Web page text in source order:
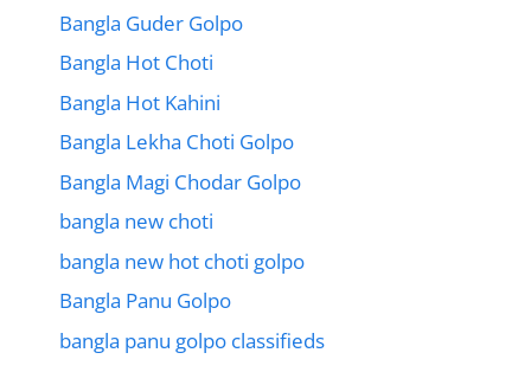
Bangla Guder Golpo
Bangla Hot Choti
Bangla Hot Kahini
Bangla Lekha Choti Golpo
Bangla Magi Chodar Golpo
bangla new choti
bangla new hot choti golpo
Bangla Panu Golpo
bangla panu golpo classifieds